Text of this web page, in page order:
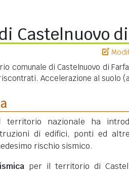
Castelnuovo
comunale di Castelnuovo di
Accelerazione al suolo
territorio nazionale ha
di edifici, ponti ed
rischio sismico.
per il territorio di